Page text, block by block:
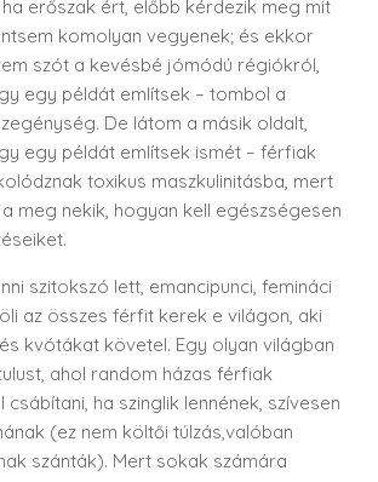
erőszak ért, előbb kérdezik meg mit
komolyan vegyenek; és ekkor
szót a kevésbé jómódú régiókról,
egy példát említsek – tombol a
De látom a másik oldalt,
egy példát említsek ismét – férfiak
toxikus maszkulinitásba, mert
meg nekik, hogyan kell egészségesen
szitokszó lett, emancipunci, femináci
az összes férfit kerek e világon, aki
kvótákat követel. Egy olyan világban
ahol random házas férfiak
csábítani, ha szinglik lennének, szívesen
(ez nem költői túlzás,valóban
szánták). Mert sokak számára